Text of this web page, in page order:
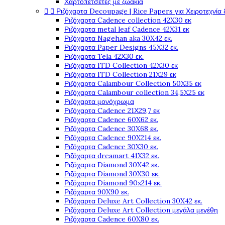
  Ριζόχαρτα Decoupage | Rice Papers για Χειροτεχνία
Ριζόχαρτα Cadence collection 42X30 εκ
Ριζόχαρτα metal leaf Cadence 42X31 εκ
Ριζόχαρτα Nagehan aka 30X42 εκ.
Ριζόχαρτα Paper Designs 45X32 εκ.
Ριζόχαρτα Tela 42Χ30 εκ.
Ριζόχαρτα ITD Collection 42X30 εκ
Ριζόχαρτα ITD Collection 21X29 εκ
Ριζόχαρτα Calambour Collection 50X35 εκ
Ριζόχαρτα Calambour collection 34,5X25 εκ
Ριζόχαρτα μονόχρωμα
Ριζόχαρτα Cadence 21Χ29,7 εκ
Ριζόχαρτα Cadence 60X62 εκ.
Ριζόχαρτα Cadence 30X68 εκ.
Ριζόχαρτα Cadence 90X214 εκ.
Ριζόχαρτα Cadence 30X30 εκ.
Ριζόχαρτα dreamart 41X32 εκ.
Ριζόχαρτα Diamond 30X42 εκ.
Ριζόχαρτα Diamond 30X30 εκ.
Ριζόχαρτα Diamond 90x214 εκ.
Ριζόχαρτα 90X90 εκ.
Ριζόχαρτα Deluxe Art Collection 30X42 εκ.
Ριζόχαρτα Deluxe Art Collection μεγάλα μεγέθη
Ριζόχαρτα Cadence 60X80 εκ.